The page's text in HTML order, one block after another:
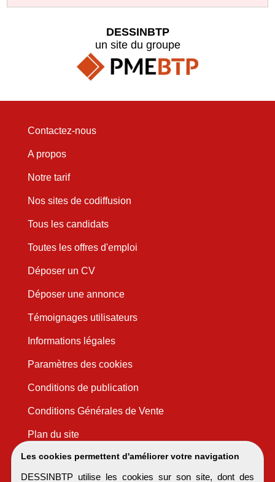
Les cookies permettent d'améliorer votre navigation
DESSINBTP utilise les cookies sur son site, dont des
DESSINBTP
un site du groupe
Contactez-nous
A propos
Notre tarif
Nos sites de codiffusion
Tous les candidats
Toutes les offres d'emploi
Déposer un CV
Déposer une annonce
Témoignages utilisateurs
Informations légales
Paramètres des cookies
Conditions de publication
Conditions Générales de Vente
Plan du site